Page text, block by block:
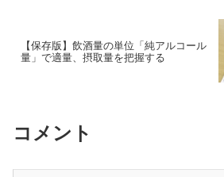
【保存版】飲酒量の単位「純アルコール
量」で適量、摂取量を把握する
コメント